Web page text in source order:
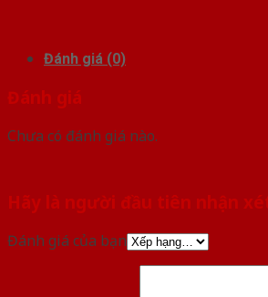
Đánh giá (0)
Đánh giá
Chưa có đánh giá nào.
Hãy là người đầu tiên nhận
Đánh giá của bạn